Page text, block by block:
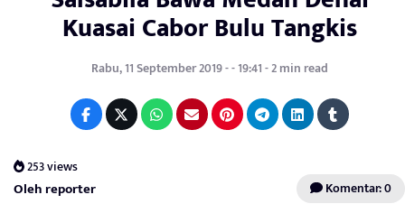
Kuasai Cabor Bulu Tangkis
Rabu, 11 September 2019 - - 19:41 - 2 min read
253 views
Oleh reporter Komentar: 0